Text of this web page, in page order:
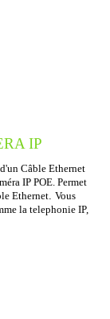
IP
Câble Ethernet
IP POE. Permet
Ethernet. Vous
la telephonie IP,